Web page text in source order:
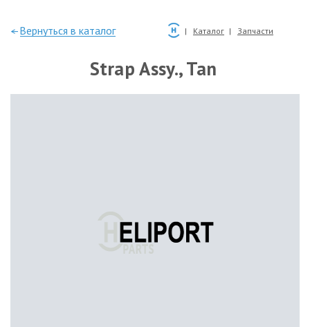
—Вернуться в каталог Каталог Запчасти
Strap Assy., Tan